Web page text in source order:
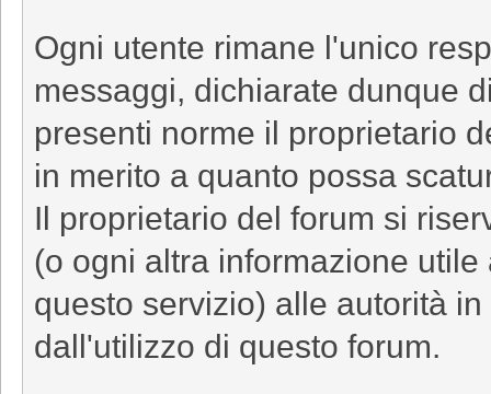
Ogni utente rimane l'unico
messaggi, dichiarate dunque
presenti norme il proprietario
in merito a quanto possa
Il proprietario del forum si
(o ogni altra informazione
questo servizio) alle autorità
dall'utilizzo di questo forum.